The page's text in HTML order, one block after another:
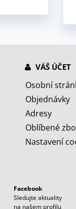
VÁŠ ÚČET
Osobní
Objednávky
Adresy
Oblíbené
Nastavení
Facebook
Sledujte aktuality
na našem profilu